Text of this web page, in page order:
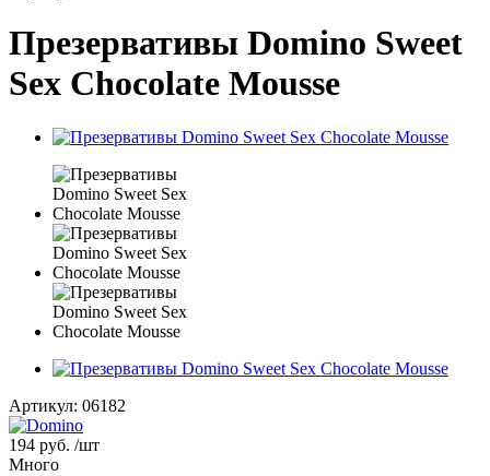
Презервативы Domino Sweet
Sex Chocolate Mousse
Артикул: 06182
194 руб. /шт
Много